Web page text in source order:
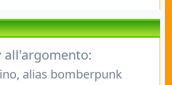
all'argomento:
alias bomberpunk